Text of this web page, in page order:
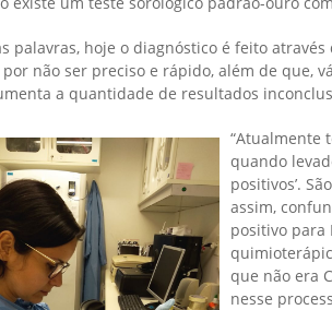
palavras, hoje o diagnóstico é feito
não ser preciso e rápido, além de que,
a quantidade de resultados
“Atualmente
quando
positivos’.
assim,
positivo para
que não era
nesse